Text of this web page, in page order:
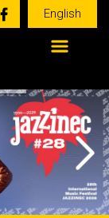
English